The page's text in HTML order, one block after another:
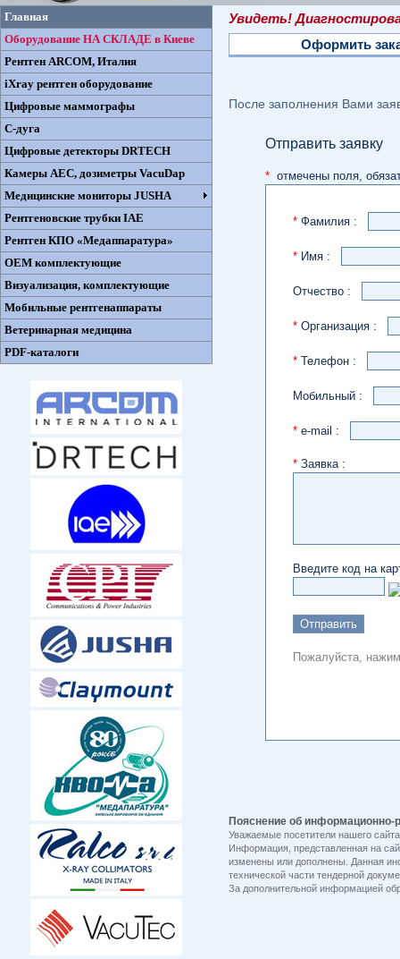
Главная
Оборудование НА СКЛАДЕ в Киеве
Рентген ARCOM, Италия
iXray рентген оборудование
Цифровые маммографы
С-дуга
Цифровые детекторы DRTECH
Камеры AEC, дозиметры VacuDap
Медицинские мониторы JUSHA
Рентгеновские трубки IAE
Рентген КПО «Медаппаратура»
ОЕМ комплектующие
Визуализация, комплектующие
Мобильные рентгенаппараты
Ветеринарная медицина
PDF-каталоги
Увидеть!
Оформить
После заполнения Вами
Отправить заявку
* отмечены поля,
* Фамилия :
* Имя :
Отчество :
* Организация :
* Телефон :
Мобильный :
* e-mail :
* Заявка :
Введите код на
Пожалуйста,
Пояснение об информационно-
Уважаемые посетители нашего
Информация, представленная на
изменены или дополнены. Данная
технической части тендерной
За дополнительной информацией